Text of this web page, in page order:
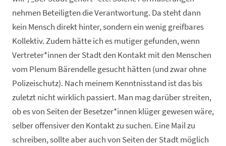
nehmen Beteiligten die Verantwortung. Da steht dann
kein Mensch direkt hinter, sondern ein wenig greifbares
Kollektiv. Zudem hätte ich es mutiger gefunden, wenn
Vertreter*innen der Stadt den Kontakt mit den Menschen
vom Plenum Bärendelle gesucht hätten (und zwar ohne
Polizeischutz). Nach meinem Kenntnisstand ist das bis
zuletzt nicht wirklich passiert. Man mag darüber streiten,
ob es von Seiten der Besetzer*innen klüger gewesen wäre,
selber offensiver den Kontakt zu suchen. Eine Mail zu
schreiben, sollte aber auch von Seiten der Stadt möglich